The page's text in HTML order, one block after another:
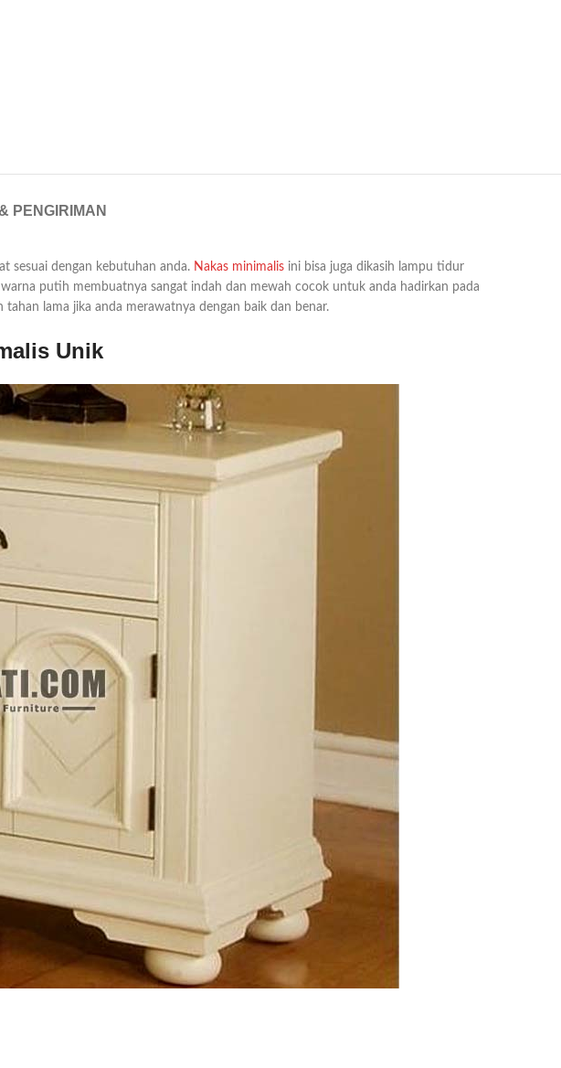
PENGIRIMAN
sesuai dengan kebutuhan anda. Nakas minimalis ini bisa juga dikasih lampu tidur
putih membuatnya sangat indah dan mewah cocok untuk anda hadirkan pada
lama jika anda merawatnya dengan baik dan benar.
Unik